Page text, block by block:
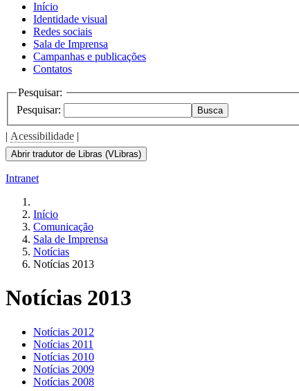
Início
Identidade visual
Redes sociais
Sala de Imprensa
Campanhas e publicações
Contatos
Pesquisar:
Pesquisar:
Busca
| Acessibilidade |
Abrir tradutor de Libras (VLibras)
Intranet
Início
Comunicação
Sala de Imprensa
Notícias
Notícias 2013
Notícias 2013
Notícias 2012
Notícias 2011
Notícias 2010
Notícias 2009
Notícias 2008